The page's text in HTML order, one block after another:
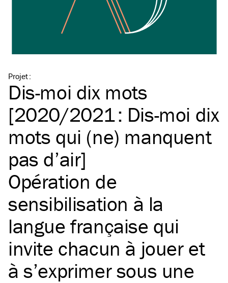
Projet:
Dis-moi dix mots
[2020/2021 : Dis-moi dix
mots qui (ne) manquent
pas d’air]
Opération de
sensibilisation à la
langue française qui
invite chacun à jouer et
à s’exprimer sous une